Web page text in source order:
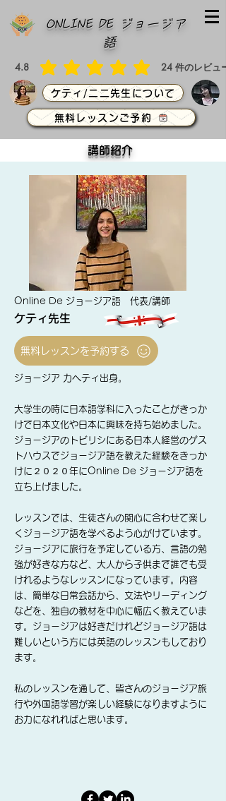
ONLINE DE ジョージア
語
4.8 24 件のレビュー
平均評価 4.8 /5, 全評価： 24 件, 件のレビュー
ケティ/ニニ先生について
無料レッスンご予約
​講師紹介
Online De ジョージア語 代表/講師
ケティ先生
無料レッスンを予約する
ジョージア カヘティ出身​。
​​大学生の時に日本語学科に入ったことがきっか
けで日本文化や日本に興味を持ち始めました。
ジョージアのトビリシにある日本人経営のゲス
トハウスでジョージア語を教えた経験をきっか
けに２０２０年にOnline De ジョージア語を
立ち上げました。
レッスンでは、生徒さんの関心に合わせて楽し
くジョージア語を学べるよう心がけています。
ジョージアに旅行を予定している方、言語の勉
強が好きな方など、大人から子供まで誰でも受
けれるようなレッスンになっています。内容
は、簡単な日常会話から、文法やリーディング
などを、独自の教材を中心に幅広く教えていま
す。ジョージアは好きだけれどジョージア語は
難しいという方には英語のレッスンもしており
ます。
私のレッスンを通して、皆さんのジョージア旅
行や外国語学習が楽しい経験になりますように
お力になれればと思います。